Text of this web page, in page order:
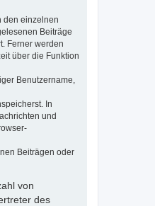
den einzelnen
Beiträge
Ferner werden
über die Funktion
Benutzername,
In
und
Beiträgen oder
von
des